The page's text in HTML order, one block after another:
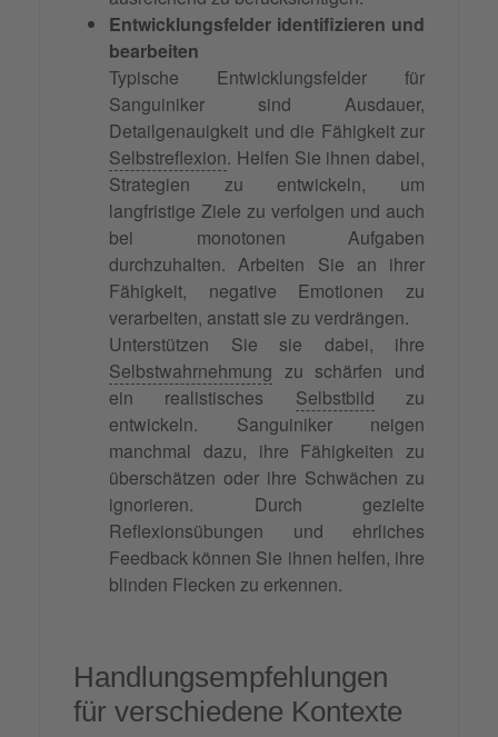
Entwicklungsfelder identifizieren und
bearbeiten
Typische Entwicklungsfelder für
Sanguiniker sind Ausdauer,
Detailgenauigkeit und die Fähigkeit zur
Selbstreflexion. Helfen Sie ihnen dabei,
Strategien zu entwickeln, um
langfristige Ziele zu verfolgen und auch
bei monotonen Aufgaben
durchzuhalten. Arbeiten Sie an ihrer
Fähigkeit, negative Emotionen zu
verarbeiten, anstatt sie zu verdrängen.
Unterstützen Sie sie dabei, ihre
Selbstwahrnehmung zu schärfen und
ein realistisches Selbstbild zu
entwickeln. Sanguiniker neigen
manchmal dazu, ihre Fähigkeiten zu
überschätzen oder ihre Schwächen zu
ignorieren. Durch gezielte
Reflexionsübungen und ehrliches
Feedback können Sie ihnen helfen, ihre
blinden Flecken zu erkennen.
Handlungsempfehlungen
für verschiedene Kontexte